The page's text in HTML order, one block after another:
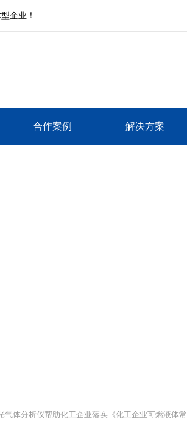
企业！
合作案例 解决方案
气体分析仪帮助化工企业落实《化工企业可燃液体